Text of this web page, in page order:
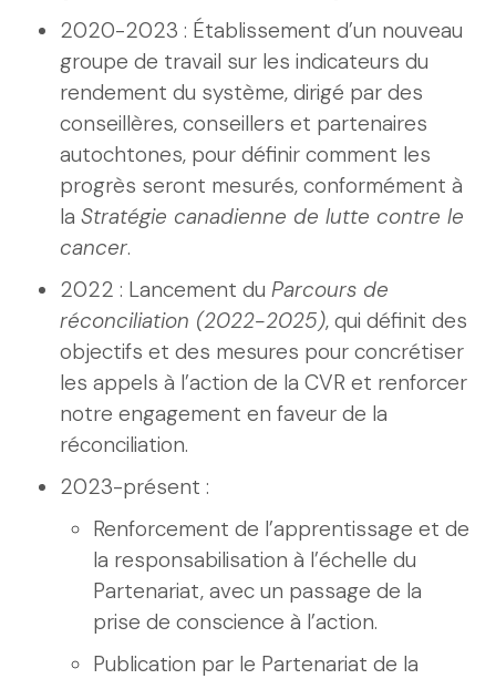
2020-2023 : Établissement d’un nouveau
groupe de travail sur les indicateurs du
rendement du système, dirigé par des
conseillères, conseillers et partenaires
autochtones, pour définir comment les
progrès seront mesurés, conformément à
la Stratégie canadienne de lutte contre le
cancer.
2022 : Lancement du Parcours de
réconciliation (2022-2025), qui définit des
objectifs et des mesures pour concrétiser
les appels à l’action de la CVR et renforcer
notre engagement en faveur de la
réconciliation.
2023-présent :
Renforcement de l’apprentissage et de
la responsabilisation à l’échelle du
Partenariat, avec un passage de la
prise de conscience à l’action.
Publication par le Partenariat de la